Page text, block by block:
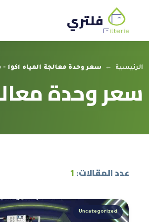
فلتري
الرئيسية ← سعر وحدة معالجة المياه اكوا -
سعر وحدة
عدد المقالات:1
Uncategorized